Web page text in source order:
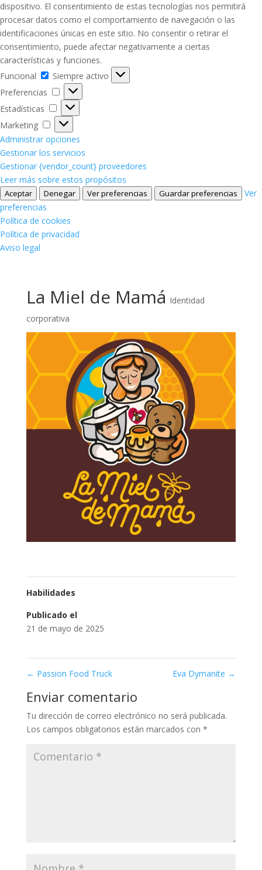
dispositivo. El consentimiento de estas tecnologías nos permitirá
procesar datos como el comportamiento de navegación o las
identificaciones únicas en este sitio. No consentir o retirar el
consentimiento, puede afectar negativamente a ciertas
características y funciones.
Funcional
Funcional
Siempre activo
Preferencias
Preferencias
Estadísticas
Estadísticas
Marketing
Marketing
Administrar opciones
Gestionar los servicios
Gestionar {vendor_count} proveedores
Leer más sobre estos propósitos
Aceptar Denegar Ver preferencias Guardar preferencias
Ver
preferencias
Política de cookies
Política de privacidad
Aviso legal
La Miel de Mamá Identidad
corporativa
Habilidades
Publicado el
21 de mayo de 2025
← Passion Food Truck Eva Dymanite →
Enviar comentario
Tu dirección de correo electrónico no será publicada.
Los campos obligatorios están marcados con *